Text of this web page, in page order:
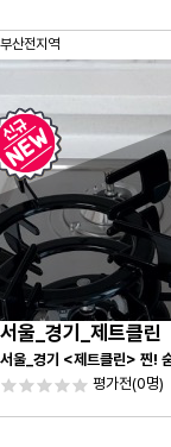
부산전지역
서울_경기_제트클린
서울_경기 <제트클린> 찐!
/ 줄눈시공) 항상 꼼꼼하게
평가전(0명)